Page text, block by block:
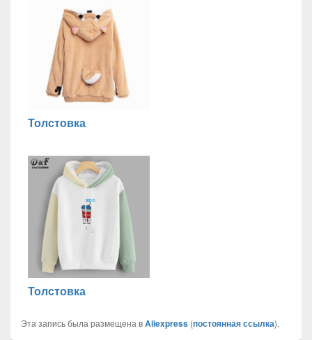
Толстовка
Толстовка
Эта запись была размещена вAliexpress (постоянная ссылка).